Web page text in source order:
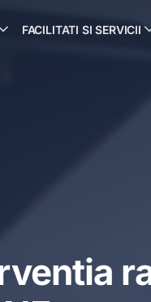
FACILITATI SI SERVICII